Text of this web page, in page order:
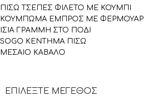
ΠΙΣΩ ΤΣΕΠΕΣ ΦΙΛΕΤΟ ΜΕ ΚΟΥΜΠΙ
ΚΟΥΜΠΩΜΑ ΕΜΠΡΟΣ ΜΕ ΦΕΡΜΟΥΑΡ
ΙΣΙΑ ΓΡΑΜΜΗ ΣΤΟ ΠΟΔΙ
SOGO ΚΕΝΤΗΜΑ ΠΙΣΩ
ΜΕΣΑΙΟ ΚΑΒΑΛΟ
ΕΠΙΛΈΞΤΕ ΜΈΓΕΘΟΣ